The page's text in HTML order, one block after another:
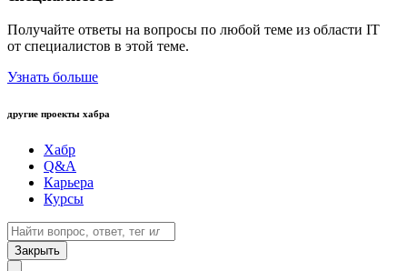
Получайте ответы на вопросы по любой теме из области IT
от специалистов в этой теме.
Узнать больше
другие проекты хабра
Хабр
Q&A
Карьера
Курсы
Закрыть